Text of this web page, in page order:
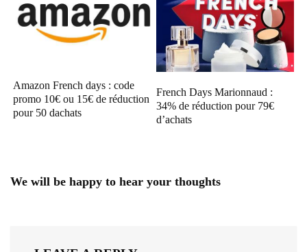
Amazon French days : code
promo 10€ ou 15€ de réduction
pour 50 dachats
French Days Marionnaud :
34% de réduction pour 79€
d’achats
We will be happy to hear your thoughts